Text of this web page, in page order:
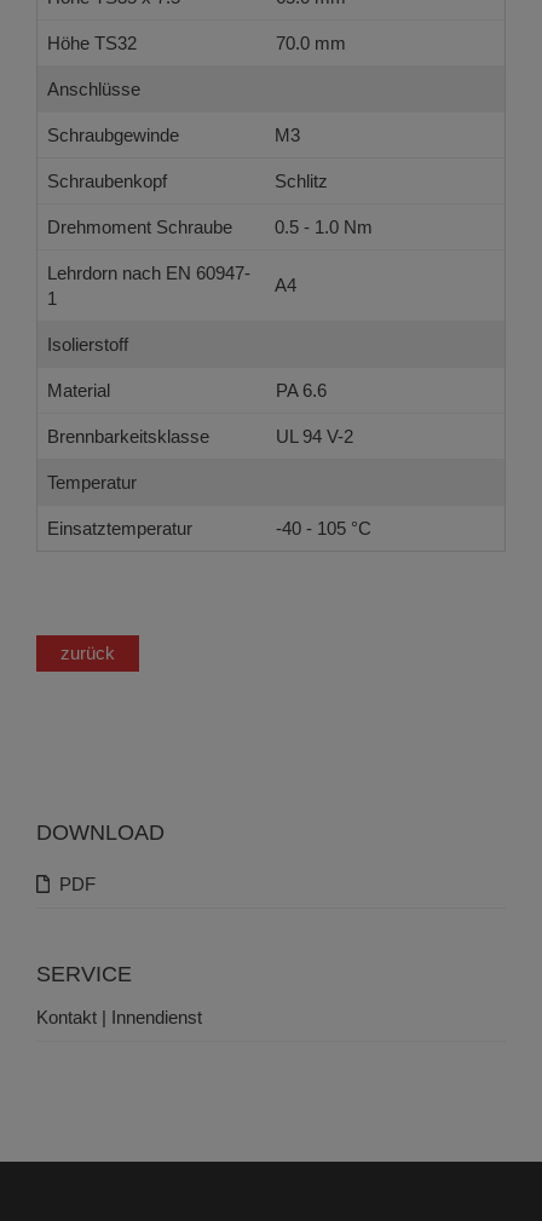
Höhe TS32 70.0 mm
Anschlüsse
Schraubgewinde M3
Schraubenkopf Schlitz
Drehmoment Schraube 0.5 - 1.0 Nm
Lehrdorn nach EN 60947-
1
A4
Isolierstoff
Material PA 6.6
Brennbarkeitsklasse UL 94 V-2
Temperatur
Einsatztemperatur -40 - 105 °C
zurück
DOWNLOAD
PDF
SERVICE
Kontakt | Innendienst